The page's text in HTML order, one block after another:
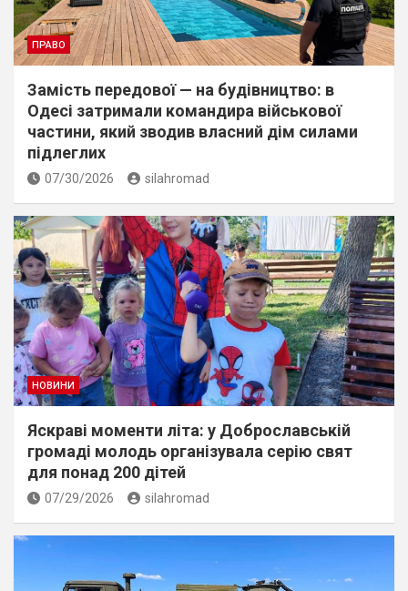
ПРАВО
Замість передової — на будівництво: в
Одесі затримали командира військової
частини, який зводив власний дім силами
підлеглих
07/30/2026 silahromad
НОВИНИ
Яскраві моменти літа: у Доброславській
громаді молодь організувала серію свят
для понад 200 дітей
07/29/2026 silahromad